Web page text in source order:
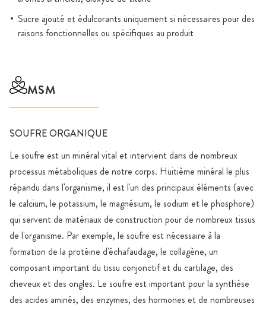
Sucre ajouté et édulcorants uniquement si nécessaires pour des
raisons fonctionnelles ou spécifiques au produit
MSM
SOUFRE ORGANIQUE
Le soufre est un minéral vital et intervient dans de nombreux
processus métaboliques de notre corps. Huitième minéral le plus
répandu dans l'organisme, il est l'un des principaux éléments (avec
le calcium, le potassium, le magnésium, le sodium et le phosphore)
qui servent de matériaux de construction pour de nombreux tissus
de l'organisme. Par exemple, le soufre est nécessaire à la
formation de la protéine d'échafaudage, le collagène, un
composant important du tissu conjonctif et du cartilage, des
cheveux et des ongles. Le soufre est important pour la synthèse
des acides aminés, des enzymes, des hormones et de nombreuses